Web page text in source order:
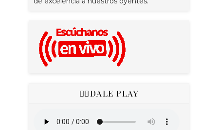
👇🏻DALE PLAY